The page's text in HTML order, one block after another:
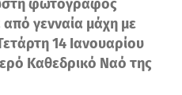
φωτογράφος
γενναία μάχη με
14 Ιανουαρίου
Καθεδρικό Ναό της